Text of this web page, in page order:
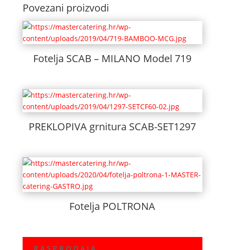
Povezani proizvodi
Fotelja SCAB – MILANO Model 719
PREKLOPIVA grnitura SCAB-SET1297
Fotelja POLTRONA